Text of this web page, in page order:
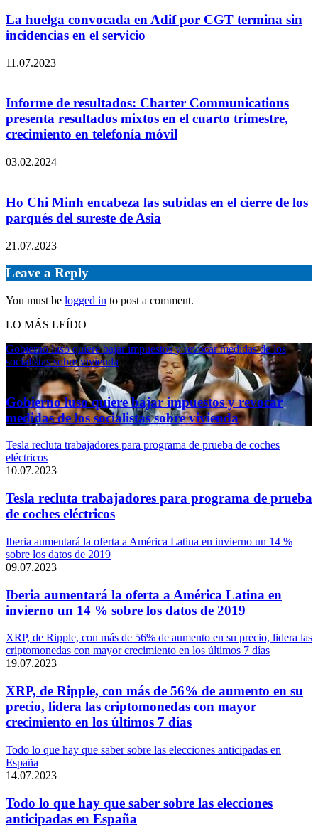
La huelga convocada en Adif por CGT termina sin
incidencias en el servicio
11.07.2023
Informe de resultados: Charter Communications
presenta resultados mixtos en el cuarto trimestre,
crecimiento en telefonía móvil
03.02.2024
Ho Chi Minh encabeza las subidas en el cierre de los
parqués del sureste de Asia
21.07.2023
Leave a Reply
You must be logged in to post a comment.
LO MÁS LEÍDO
Gobierno luso quiere bajar impuestos y revocar medidas de los
socialistas sobre vivienda
11.04.2024
Gobierno luso quiere bajar impuestos y revocar
medidas de los socialistas sobre vivienda
Tesla recluta trabajadores para programa de prueba de coches
eléctricos
10.07.2023
Tesla recluta trabajadores para programa de prueba
de coches eléctricos
Iberia aumentará la oferta a América Latina en invierno un 14 %
sobre los datos de 2019
09.07.2023
Iberia aumentará la oferta a América Latina en
invierno un 14 % sobre los datos de 2019
XRP, de Ripple, con más de 56% de aumento en su precio, lidera las
criptomonedas con mayor crecimiento en los últimos 7 días
19.07.2023
XRP, de Ripple, con más de 56% de aumento en su
precio, lidera las criptomonedas con mayor
crecimiento en los últimos 7 días
Todo lo que hay que saber sobre las elecciones anticipadas en
España
14.07.2023
Todo lo que hay que saber sobre las elecciones
anticipadas en España